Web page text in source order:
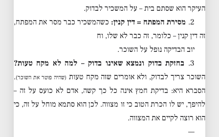
העיקר הוא שסתם בית – על המשכיר לבדוק.
2. מסירת המפתח = דין קנין: כשהמשכיר כבר מסר את המפתח,
זה דין קנין – כלומר, זה כבר לא שלו, וח
יוב הבדיקה נופל על השוכר.
3. בחזקת בדוק ונמצא שאינו בדוק – למה לא מקח טעות?
השוכר צריך לבדוק, ולא אומרים שזה מקח טעות (שהיה פוטר את השוכר).
הסברא היא: בדיקת חמץ אינה כל כך קשה, אדם לא כועס על זה –
להיפך, יש לו הכרת הטוב כי זו מצווה. לכן הוא סתמא מוחל על זה, כי
הוא רוצה לקיים את המצווה.
—